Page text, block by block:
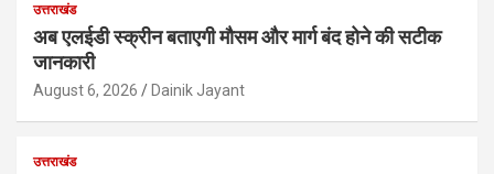
उत्तराखंड
अब एलईडी स्क्रीन बताएगी मौसम और मार्ग बंद होने की सटीक
जानकारी
August 6, 2026 Dainik Jayant
उत्तराखंड